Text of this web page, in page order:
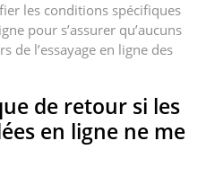
les conditions spécifiques
pour s’assurer qu’aucuns
de l’essayage en ligne des
de retour si les
en ligne ne me